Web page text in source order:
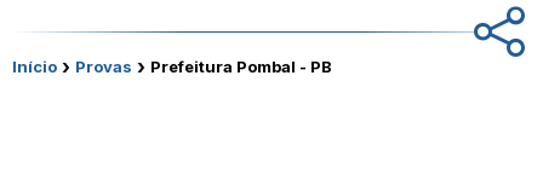
Início › Provas › Prefeitura Pombal - PB